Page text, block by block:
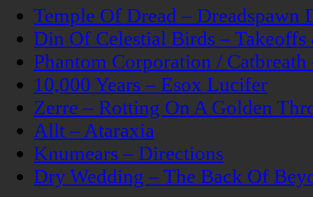
Temple Of Dread – Dreadspawn
Din Of Celestial Birds –
Phantom Corporation /
10,000 Years – Esox Lucifer
Zerre – Rotting On A Golden
Allt – Ataraxia
Knumears – Directions
Dry Wedding – The Back Of